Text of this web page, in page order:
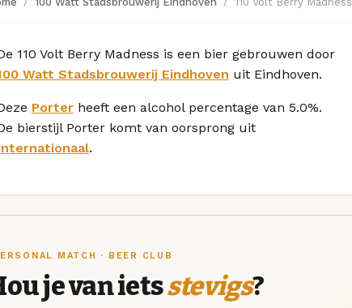
110 Volt Berry Madness is een bier gebrouwen door
Watt Stadsbrouwerij Eindhoven uit Eindhoven.
Porter heeft een alcohol percentage van 5.0%.
bierstijl Porter komt van oorsprong uit
.
MATCH · BEER CLUB
je van ietsstevigs?